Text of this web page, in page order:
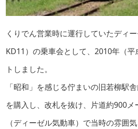
くりでん営業時に運行していたディー
KD11）の乗車会として、2010年（
トしました。
「昭和」を感じる佇まいの旧若柳駅
を購入し、改札を抜け、片道約900
（ディーゼル気動車）で当時の雰囲